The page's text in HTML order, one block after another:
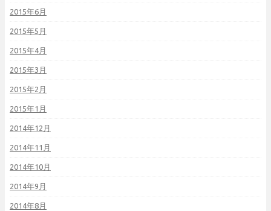
2015年6月
2015年5月
2015年4月
2015年3月
2015年2月
2015年1月
2014年12月
2014年11月
2014年10月
2014年9月
2014年8月